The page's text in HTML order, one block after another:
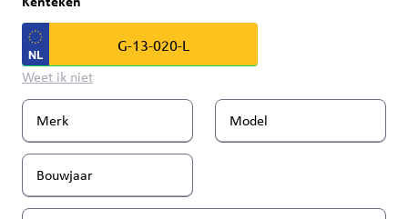
Weet ik niet
Merk Model
Bouwjaar